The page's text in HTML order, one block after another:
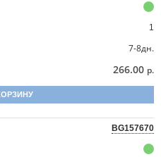
1
7-8дн.
266.00 р.
BG157670